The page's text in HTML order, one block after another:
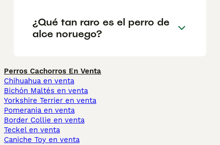
¿Qué tan raro es el perro de
alce noruego?
Perros Cachorros En Venta
Chihuahua en venta
Bichón Maltés en venta
Yorkshire Terrier en venta
Pomerania en venta
Border Collie en venta
Teckel en venta
Caniche Toy en venta